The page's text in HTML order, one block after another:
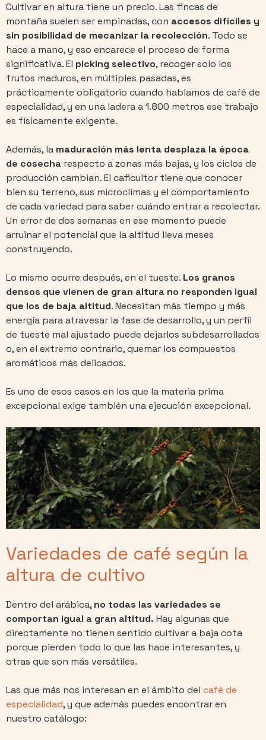
Cultivar en altura tiene un precio. Las fincas de
montaña suelen ser empinadas, con accesos difíciles y
sin posibilidad de mecanizar la recolección. Todo se
hace a mano, y eso encarece el proceso de forma
significativa. El picking selectivo, recoger solo los
frutos maduros, en múltiples pasadas, es
prácticamente obligatorio cuando hablamos de café de
especialidad, y en una ladera a 1.800 metros ese trabajo
es físicamente exigente.
Además, la maduración más lenta desplaza la época
de cosecha respecto a zonas más bajas, y los ciclos de
producción cambian. El caficultor tiene que conocer
bien su terreno, sus microclimas y el comportamiento
de cada variedad para saber cuándo entrar a recolectar.
Un error de dos semanas en ese momento puede
arruinar el potencial que la altitud lleva meses
construyendo.
Lo mismo ocurre después, en el tueste. Los granos
densos que vienen de gran altura no responden igual
que los de baja altitud. Necesitan más tiempo y más
energía para atravesar la fase de desarrollo, y un perfil
de tueste mal ajustado puede dejarlos subdesarrollados
o, en el extremo contrario, quemar los compuestos
aromáticos más delicados.
Es uno de esos casos en los que la materia prima
excepcional exige también una ejecución excepcional.
Variedades de café según la
altura de cultivo
Dentro del arábica, no todas las variedades se
comportan igual a gran altitud. Hay algunas que
directamente no tienen sentido cultivar a baja cota
porque pierden todo lo que las hace interesantes, y
otras que son más versátiles.
Las que más nos interesan en el ámbito del café de
especialidad, y que además puedes encontrar en
nuestro catálogo: